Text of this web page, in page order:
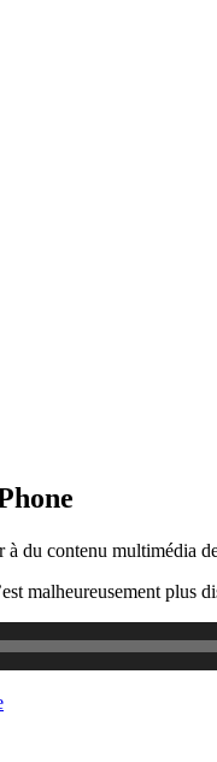
à du contenu multimédia
malheureusement plus